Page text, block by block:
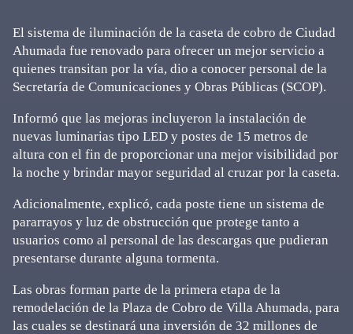
El sistema de iluminación de la caseta de cobro de Ciudad
Ahumada fue renovado para ofrecer un mejor servicio a
quienes transitan por la vía, dio a conocer personal de la
Secretaría de Comunicaciones y Obras Públicas (SCOP).
Informó que las mejoras incluyeron la instalación de
nuevas luminarias tipo LED y postes de 15 metros de
altura con el fin de proporcionar una mejor visibilidad por
la noche y brindar mayor seguridad al cruzar por la caseta.
Adicionalmente, explicó, cada poste tiene un sistema de
pararrayos y luz de obstrucción que protege tanto a
usuarios como al personal de las descargas que pudieran
presentarse durante alguna tormenta.
Las obras forman parte de la primera etapa de la
remodelación de la Plaza de Cobro de Villa Ahumada, para
las cuales se destinará una inversión de 32 millones de